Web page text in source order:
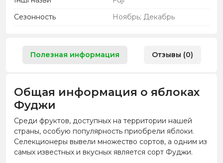
Сезонность
Ноябрь; Декабрь
Полезная информация Отзывы (0)
Общая информация о яблоках
Фуджи
Среди фруктов, доступных на территории нашей
страны, особую популярность приобрели яблоки.
Селекционеры вывели множество сортов, а одним из
самых известных и вкусных является сорт Фуджи.